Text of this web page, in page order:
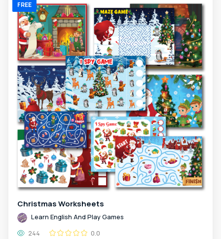
FREE
Christmas Worksheets
Learn English And Play Games
244
0.0